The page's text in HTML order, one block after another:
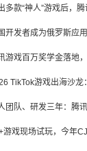
开发者成为俄罗斯应
游戏现场试玩，今年